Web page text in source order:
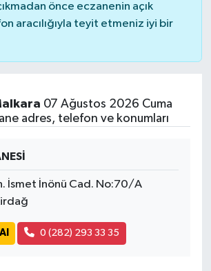
önce eczanenin açık
aracılığıyla teyit etmeniz iyi bir
07 Ağustos 2026 Cuma
adres, telefon ve konumları
İsmet İnönü Cad. No:70/A
0 (282) 293 33 35